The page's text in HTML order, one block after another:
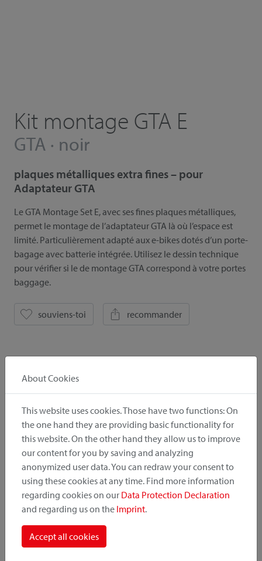
Downloads
Instruction Photos
Catalogue Liste de prix
! Wichtig
Kit montage GTA E
GTA · noir
plaques métalliques extra fines – pour
Adaptateur GTA
Le GTA Montage Set E, avec ses fines plaques métalliques,
permet le montage de l’adaptateur GTA là où l’espace est
limité. Particulièrement adapté aux e-bikes dotés d’un porte-
bagage avec batterie intégrée. Utilisez le dessin technique
pour vérifier si le de montage GTA correspond à votre portes
baggage.
souviens-toi recommander
Tous les détails
About Cookies
This website uses cookies. Those have two functions: On
the one hand they are providing basic functionality for
this website. On the other hand they allow us to improve
our content for you by saving and analyzing
anonymized user data. You can redraw your consent to
using these cookies at any time. Find more information
regarding cookies on our Data Protection Declaration
and regarding us on the Imprint.
Accept all cookies